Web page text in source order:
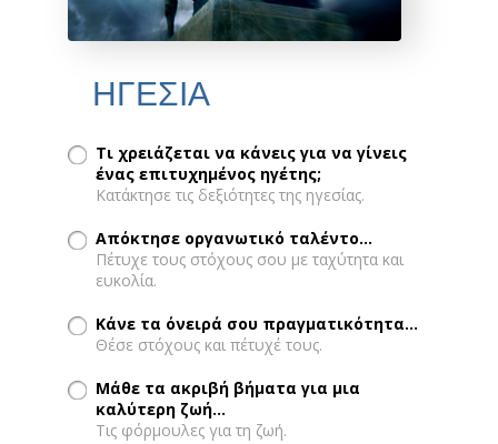
ΗΓΕΣΙΑ
Τι χρειάζεται να κάνεις για να γίνεις
ένας επιτυχημένος ηγέτης;
Κατάκτησε τις δεξιότητες της ηγεσίας.
Απόκτησε οργανωτικό ταλέντο...
Πέτυχε τους στόχους σου με ταχύτητα και
ευκολία.
Κάνε τα όνειρά σου πραγματικότητα...
Θέσε στόχους και πέτυχέ τους.
Μάθε τα ακριβή βήματα για μια
καλύτερη ζωή...
Τις φόρμουλες για τη ζωή.